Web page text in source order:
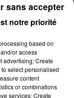
notre priorité
based on
or access
advertising; Create
select personalised
content
or combinations
services; Create
sans accepter